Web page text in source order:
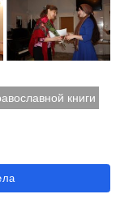
книги